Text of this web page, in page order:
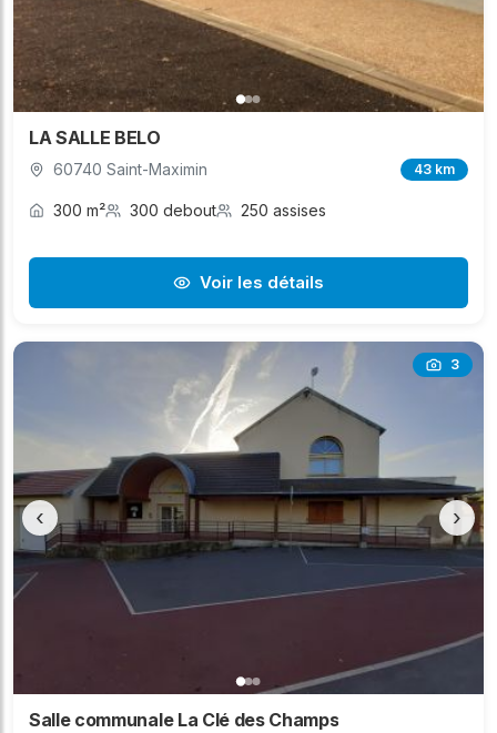
LA SALLE BELO
60740 Saint-Maximin 43 km
300 m² 300 debout 250 assises
Voir les détails
3
‹ ›
Salle communale La Clé des Champs